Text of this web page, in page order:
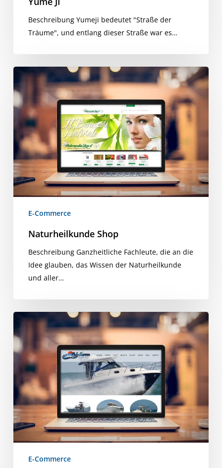
Beschreibung Yumeji bedeutet "Straße der
Träume", und entlang dieser Straße war es…
Naturheilkunde
Shop
E-Commerce
Naturheilkunde Shop
Beschreibung Ganzheitliche Fachleute, die an die
Idee glauben, das Wissen der Naturheilkunde
und aller…
Polyform
E-Commerce